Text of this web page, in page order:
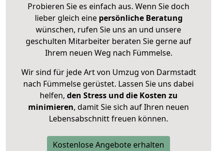
Probieren Sie es einfach aus. Wenn Sie doch
lieber gleich eine persönliche Beratung
wünschen, rufen Sie uns an und unsere
geschulten Mitarbeiter beraten Sie gerne auf
Ihrem neuen Weg nach Fümmelse.
Wir sind für jede Art von Umzug von Darmstadt
nach Fümmelse gerüstet. Lassen Sie uns dabei
helfen, den Stress und die Kosten zu
minimieren, damit Sie sich auf Ihren neuen
Lebensabschnitt freuen können.
Kostenlose Angebote erhalten